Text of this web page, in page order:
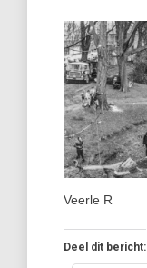
Veerle R
Deel dit bericht: